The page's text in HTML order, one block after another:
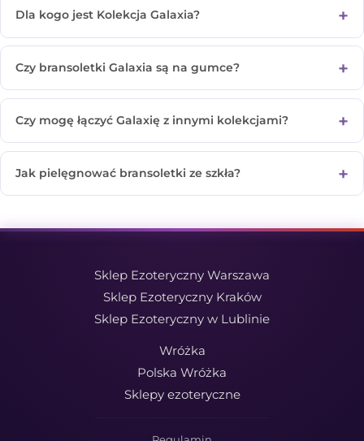
Dla kogo jest Kolekcja Galaxia?
Czy bransoletki Galaxia są na gumce?
Czy mogę łączyć Galaxię z innymi kolekcjami?
Jak pielęgnować bransoletki ze szkła?
Sklep Ezoteryczny Warszawa
Sklep Ezoteryczny Kraków
Sklep Ezoteryczny w Lublinie
Wróżka
Polska Wróżka
Sklepy ezoteryczne